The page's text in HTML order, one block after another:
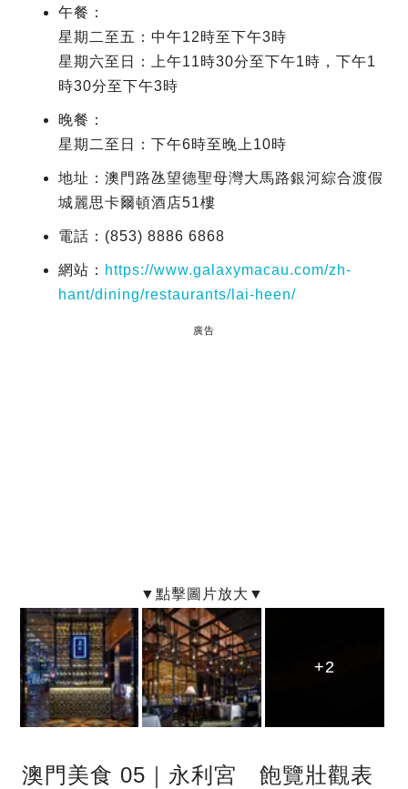
午餐：
星期二至五：中午12時至下午3時
星期六至日：上午11時30分至下午1時，下午1
時30分至下午3時
晚餐：
星期二至日：下午6時至晚上10時
地址：澳門路氹望德聖母灣大馬路銀河綜合渡假
城麗思卡爾頓酒店51樓
電話：(853) 8886 6868
網站： https://www.galaxymacau.com/zh-
hant/dining/restaurants/lai-heen/
廣告
+2
+2
+2
澳門美食 05｜永利宮 飽覽壯觀表